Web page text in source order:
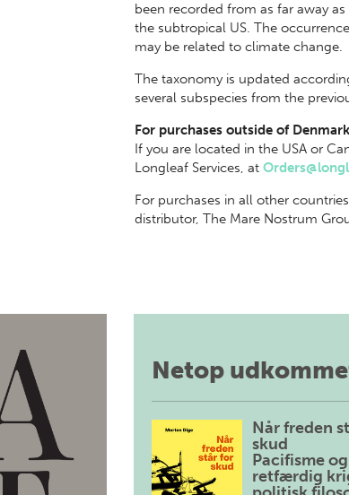
been recorded from as far away
the subtropical US. The
may be related to climate change.
The taxonomy is updated
several subspecies from the
For purchases outside of
If you are located in the USA or
Longleaf Services, at
For purchases in all other
distributor, The Mare Nostrum
Netop
Når freden
skud
Pacifisme og
retfærdig